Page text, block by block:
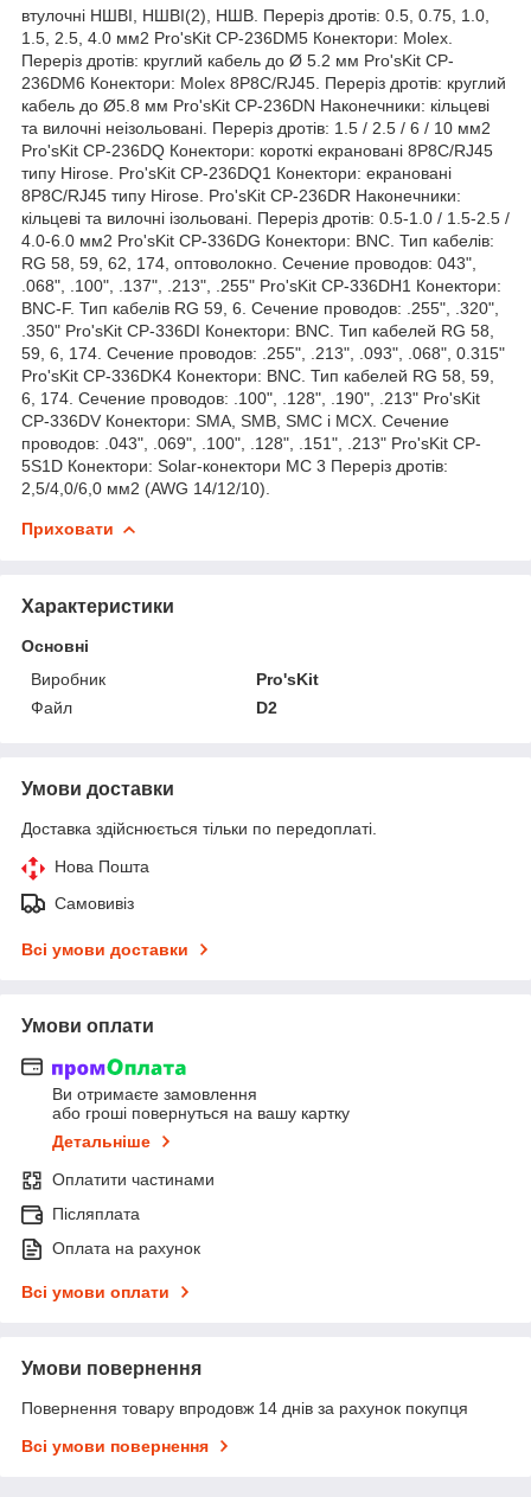
втулочні НШВІ, НШВІ(2), НШВ. Переріз дротів: 0.5, 0.75, 1.0,
1.5, 2.5, 4.0 мм2 Pro'sKit CP-236DM5 Конектори: Molex.
Переріз дротів: круглий кабель до Ø 5.2 мм Pro'sKit CP-
236DM6 Конектори: Molex 8P8C/RJ45. Переріз дротів: круглий
кабель до Ø5.8 мм Pro'sKit CP-236DN Наконечники: кільцеві
та вилочні неізольовані. Переріз дротів: 1.5 / 2.5 / 6 / 10 мм2
Pro'sKit CP-236DQ Конектори: короткі екрановані 8P8C/RJ45
типу Hirose. Pro'sKit CP-236DQ1 Конектори: екрановані
8P8C/RJ45 типу Hirose. Pro'sKit CP-236DR Наконечники:
кільцеві та вилочні ізольовані. Переріз дротів: 0.5-1.0 / 1.5-2.5 /
4.0-6.0 мм2 Pro'sKit CP-336DG Конектори: BNC. Тип кабелів:
RG 58, 59, 62, 174, оптоволокно. Сечение проводов: 043",
.068", .100", .137", .213", .255" Pro'sKit CP-336DH1 Конектори:
BNC-F. Тип кабелів RG 59, 6. Сечение проводов: .255", .320",
.350" Pro'sKit CP-336DI Конектори: BNC. Тип кабелей RG 58,
59, 6, 174. Сечение проводов: .255", .213", .093", .068", 0.315"
Pro'sKit CP-336DK4 Конектори: BNC. Тип кабелей RG 58, 59,
6, 174. Сечение проводов: .100", .128", .190", .213" Pro'sKit
CP-336DV Конектори: SMA, SMB, SMC і MCX. Сечение
проводов: .043", .069", .100", .128", .151", .213" Pro'sKit CP-
5S1D Конектори: Solar-конектори MC 3 Переріз дротів:
2,5/4,0/6,0 мм2 (AWG 14/12/10).
Приховати
Характеристики
Основні
Виробник
Pro'sKit
Файл
D2
Умови доставки
Доставка здійснюється тільки по передоплаті.
Нова Пошта
Самовивіз
Всі умови доставки
Умови оплати
Ви отримаєте замовлення
або гроші повернуться на вашу картку
Детальніше
Оплатити частинами
Післяплата
Оплата на рахунок
Всі умови оплати
Умови повернення
Повернення товару впродовж 14 днів за рахунок покупця
Всі умови повернення